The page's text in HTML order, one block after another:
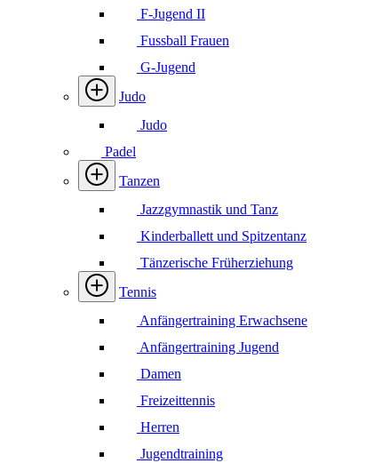
F-Jugend II
Fussball Frauen
G-Jugend
Judo
Judo
Padel
Tanzen
Jazzgymnastik und Tanz
Kinderballett und Spitzentanz
Tänzerische Früherziehung
Tennis
Anfängertraining Erwachsene
Anfängertraining Jugend
Damen
Freizeittennis
Herren
Jugendtraining